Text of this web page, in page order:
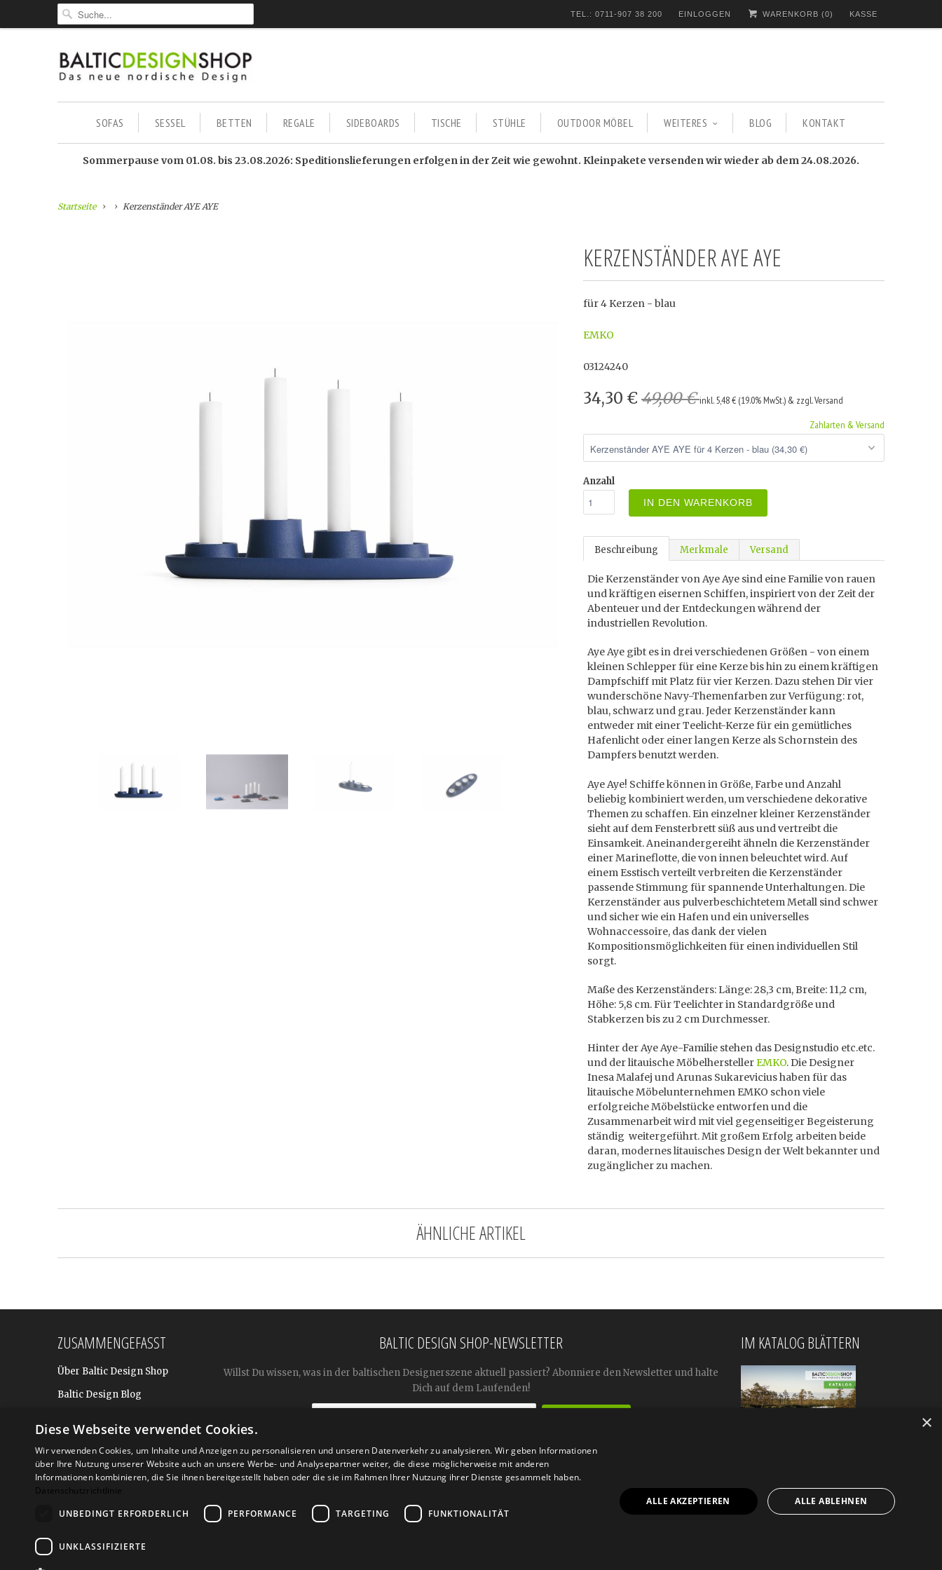
TEL.: 0711-907 38 200 EINLOGGEN WARENKORB (0) KASSE
SOFAS SESSEL BETTEN REGALE SIDEBOARDS TISCHE STÜHLE OUTDOOR MÖBEL WEITERES BLOG KONTAKT
Sommerpause vom 01.08. bis 23.08.2026: Speditionslieferungen erfolgen in der Zeit wie gewohnt. Kleinpakete versenden wir wieder ab dem 24.08.2026.
Startseite Kerzenständer AYE AYE
KERZENSTÄNDER AYE AYE
für 4 Kerzen - blau
EMKO
03124240
34,30 € 49,00 €inkl. 5,48 € (19.0% MwSt.) & zzgl. Versand
Zahlarten & Versand
Anzahl
IN DEN WARENKORB
Beschreibung Merkmale Versand
Die Kerzenständer von Aye Aye sind eine Familie von rauen
und kräftigen eisernen Schiffen, inspiriert von der Zeit der
Abenteuer und der Entdeckungen während der
industriellen Revolution.
Aye Aye gibt es in drei verschiedenen Größen - von einem
kleinen Schlepper für eine Kerze bis hin zu einem kräftigen
Dampfschiff mit Platz für vier Kerzen. Dazu stehen Dir vier
wunderschöne Navy-Themenfarben zur Verfügung: rot,
blau, schwarz und grau. Jeder Kerzenständer kann
entweder mit einer Teelicht-Kerze für ein gemütliches
Hafenlicht oder einer langen Kerze als Schornstein des
Dampfers benutzt werden.
Aye Aye! Schiffe können in Größe, Farbe und Anzahl
beliebig kombiniert werden, um verschiedene dekorative
Themen zu schaffen. Ein einzelner kleiner Kerzenständer
sieht auf dem Fensterbrett süß aus und vertreibt die
Einsamkeit. Aneinandergereiht ähneln die Kerzenständer
einer Marineflotte, die von innen beleuchtet wird. Auf
einem Esstisch verteilt verbreiten die Kerzenständer
passende Stimmung für spannende Unterhaltungen. Die
Kerzenständer aus pulverbeschichtetem Metall sind schwer
und sicher wie ein Hafen und ein universelles
Wohnaccessoire, das dank der vielen
Kompositionsmöglichkeiten für einen individuellen Stil
sorgt.
Maße des Kerzenständers: Länge: 28,3 cm, Breite: 11,2 cm,
Höhe: 5,8 cm. Für Teelichter in Standardgröße und
Stabkerzen bis zu 2 cm Durchmesser.
Hinter der Aye Aye-Familie stehen das Designstudio etc.etc.
und der litauische MöbelherstellerEMKO. Die Designer
Inesa Malafej und Arunas Sukarevicius haben für das
litauische Möbelunternehmen EMKO schon viele
erfolgreiche Möbelstücke entworfen und die
Zusammenarbeit wird mit viel gegenseitiger Begeisterung
ständig weitergeführt. Mit großem Erfolg arbeiten beide
daran, modernes litauisches Design der Welt bekannter und
zugänglicher zu machen.
ÄHNLICHE ARTIKEL
ZUSAMMENGEFASST
Über Baltic Design Shop
Baltic Design Blog
Für BtoB: Design Geschenke
Shop
BALTIC DESIGN SHOP-NEWSLETTER
Willst Du wissen, was in der baltischen Designerszene aktuell passiert? Abonniere den Newsletter und halte
Dich auf dem Laufenden!

IM KATALOG BLÄTTERN
×
Diese Webseite verwendet Cookies.
Wir verwenden Cookies, um Inhalte und Anzeigen zu personalisieren und unseren Datenverkehr zu analysieren. Wir geben Informationen
über Ihre Nutzung unserer Website auch an unsere Werbe- und Analysepartner weiter, die diese möglicherweise mit anderen
Informationen kombinieren, die Sie ihnen bereitgestellt haben oder die sie im Rahmen Ihrer Nutzung ihrer Dienste gesammelt haben.
Datenschutzrichtlinie
UNBEDINGT ERFORDERLICH
PERFORMANCE TARGETING FUNKTIONALITÄT
UNKLASSIFIZIERTE
ALLE AKZEPTIEREN ALLE ABLEHNEN